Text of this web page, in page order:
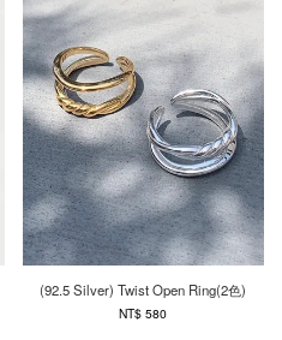
(92.5 Silver) Twist Open Ring(2色)
NT$ 580